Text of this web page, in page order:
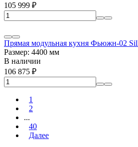
105 999 ₽
Прямая модульная кухня Фьюжн-02
Размер: 4400 мм
В наличии
106 875 ₽
1
2
...
40
Далее